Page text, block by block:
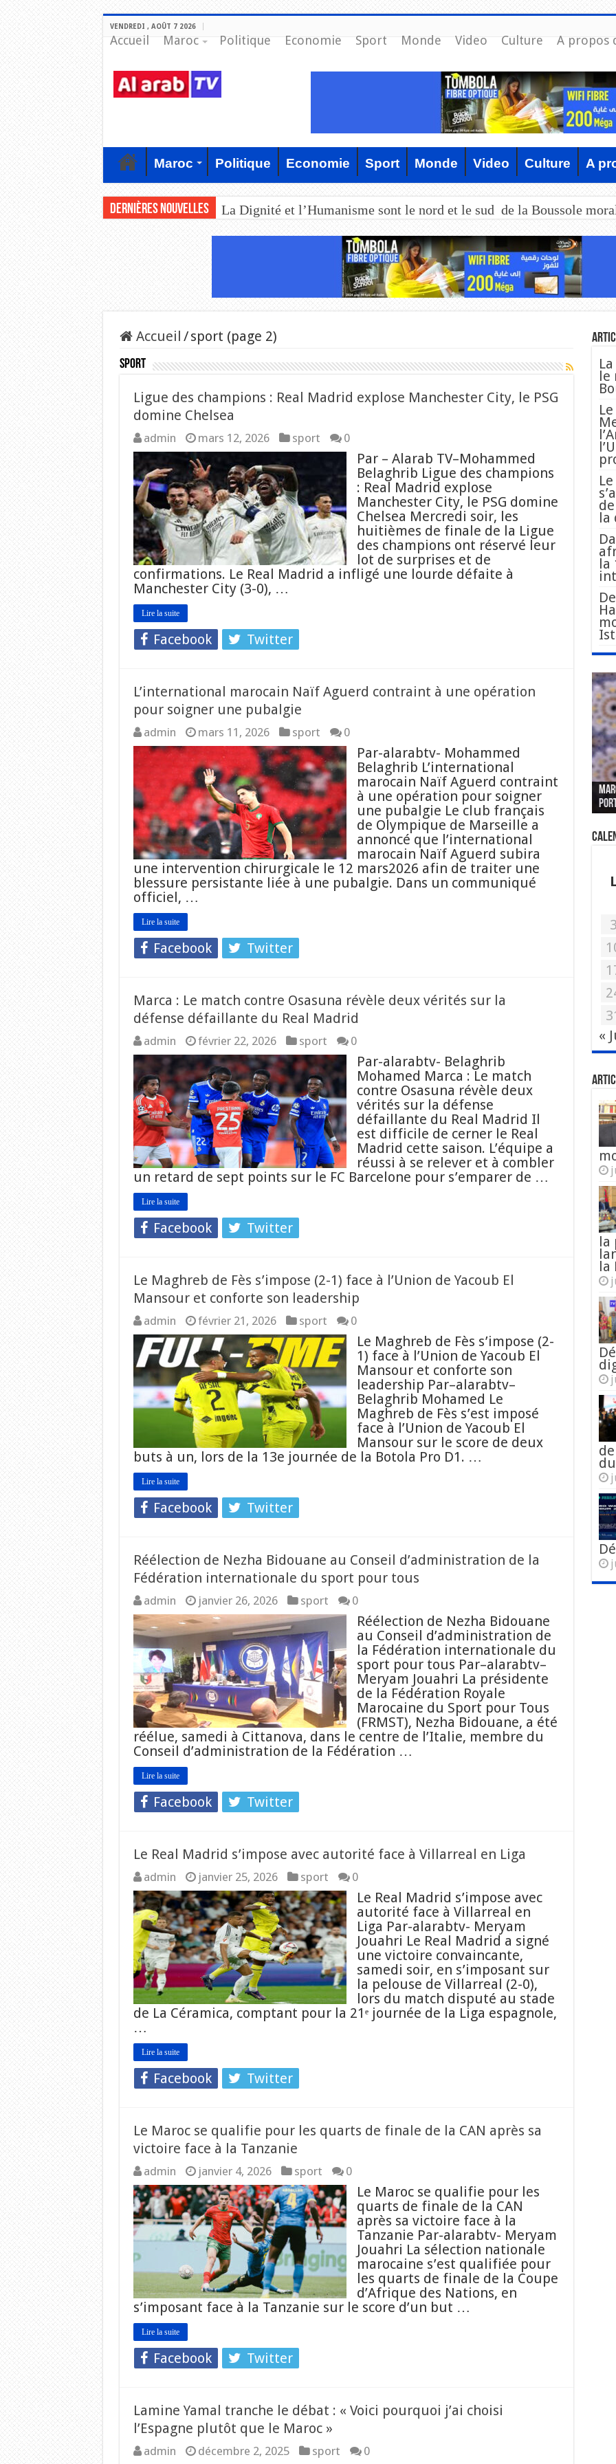
VENDREDI , AOÛT 7 2026
Accueil Maroc Politique Economie Sport Monde Video Culture A propos
Maroc Politique Economie Sport Monde Video Culture A
Dernières nouvelles La Dignité et l’Humanisme sont le nord et le sud de la Boussole
Accueil /sport (page 2)
sport
Ligue des champions : Real Madrid explose Manchester City, le PSG
domine Chelsea
admin mars 12, 2026 sport 0
Par – Alarab TV–Mohammed
Belaghrib Ligue des champions
: Real Madrid explose
Manchester City, le PSG domine
Chelsea Mercredi soir, les
huitièmes de finale de la Ligue
des champions ont réservé leur
lot de surprises et de
confirmations. Le Real Madrid a infligé une lourde défaite à
Manchester City (3-0), …
Lire la suite
Facebook Twitter
L’international marocain Naïf Aguerd contraint à une opération
pour soigner une pubalgie
admin mars 11, 2026 sport 0
Par-alarabtv- Mohammed
Belaghrib L’international
marocain Naïf Aguerd contraint
à une opération pour soigner
une pubalgie Le club français
de Olympique de Marseille a
annoncé que l’international
marocain Naïf Aguerd subira
une intervention chirurgicale le 12 mars2026 afin de traiter une
blessure persistante liée à une pubalgie. Dans un communiqué
officiel, …
Lire la suite
Facebook Twitter
Marca : Le match contre Osasuna révèle deux vérités sur la
défense défaillante du Real Madrid
admin février 22, 2026 sport 0
Par-alarabtv- Belaghrib
Mohamed Marca : Le match
contre Osasuna révèle deux
vérités sur la défense
défaillante du Real Madrid Il
est difficile de cerner le Real
Madrid cette saison. L’équipe a
réussi à se relever et à combler
un retard de sept points sur le FC Barcelone pour s’emparer de …
Lire la suite
Facebook Twitter
Le Maghreb de Fès s’impose (2-1) face à l’Union de Yacoub El
Mansour et conforte son leadership
admin février 21, 2026 sport 0
Le Maghreb de Fès s’impose (2-
1) face à l’Union de Yacoub El
Mansour et conforte son
leadership Par–alarabtv–
Belaghrib Mohamed Le
Maghreb de Fès s’est imposé
face à l’Union de Yacoub El
Mansour sur le score de deux
buts à un, lors de la 13e journée de la Botola Pro D1. …
Lire la suite
Facebook Twitter
Réélection de Nezha Bidouane au Conseil d’administration de la
Fédération internationale du sport pour tous
admin janvier 26, 2026 sport 0
Réélection de Nezha Bidouane
au Conseil d’administration de
la Fédération internationale du
sport pour tous Par–alarabtv–
Meryam Jouahri La présidente
de la Fédération Royale
Marocaine du Sport pour Tous
(FRMST), Nezha Bidouane, a été
réélue, samedi à Cittanova, dans le centre de l’Italie, membre du
Conseil d’administration de la Fédération …
Lire la suite
Facebook Twitter
Le Real Madrid s’impose avec autorité face à Villarreal en Liga
admin janvier 25, 2026 sport 0
Le Real Madrid s’impose avec
autorité face à Villarreal en
Liga Par-alarabtv- Meryam
Jouahri Le Real Madrid a signé
une victoire convaincante,
samedi soir, en s’imposant sur
la pelouse de Villarreal (2-0),
lors du match disputé au stade
de La Céramica, comptant pour la 21ᵉ journée de la Liga espagnole,
…
Lire la suite
Facebook Twitter
Le Maroc se qualifie pour les quarts de finale de la CAN après sa
victoire face à la Tanzanie
admin janvier 4, 2026 sport 0
Le Maroc se qualifie pour les
quarts de finale de la CAN
après sa victoire face à la
Tanzanie Par-alarabtv- Meryam
Jouahri La sélection nationale
marocaine s’est qualifiée pour
les quarts de finale de la Coupe
d’Afrique des Nations, en
s’imposant face à la Tanzanie sur le score d’un but …
Lire la suite
Facebook Twitter
Lamine Yamal tranche le débat : « Voici pourquoi j’ai choisi
l’Espagne plutôt que le Maroc »
admin décembre 2, 2025 sport 0
le
la
la
Le
des
«
L
3
«
la
la